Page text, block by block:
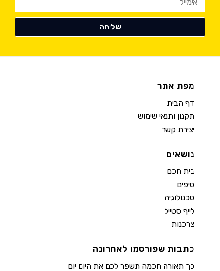
מפת אתר
דף הבית
תקנון ותנאי שימוש
יצירת קשר
נושאים
בית חכם
טיפים
טכנולוגיה
לייף סטייל
צרכנות
כתבות שפורסמו לאחרונה
כך תאורה חכמה תשפר לכם את היום יום